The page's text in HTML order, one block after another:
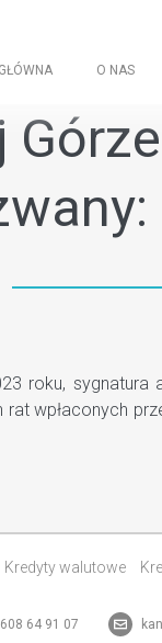
O NAS
roku,
wpłaconych
Kredyty walutowe
64 91 07